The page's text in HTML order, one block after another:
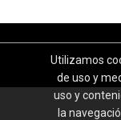
Utilizamos
de uso y
uso y
la